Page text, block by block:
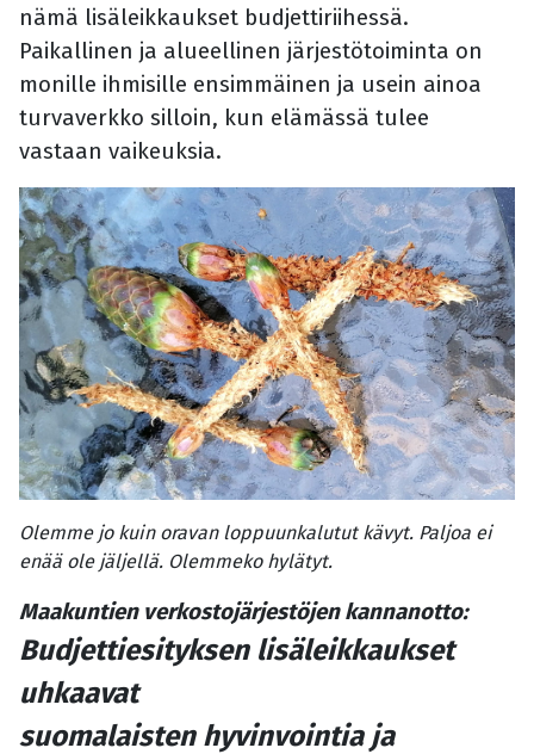
nämä lisäleikkaukset budjettiriihessä.
Paikallinen ja alueellinen järjestötoiminta on
monille ihmisille ensimmäinen ja usein ainoa
turvaverkko silloin, kun elämässä tulee
vastaan vaikeuksia.
Olemme jo kuin oravan loppuunkalutut kävyt. Paljoa ei
enää ole jäljellä. Olemmeko hylätyt.
Maakuntien verkostojärjestöjen kannanotto:
Budjettiesityksen lisäleikkaukset
uhkaavat
suomalaisten hyvinvointia ja